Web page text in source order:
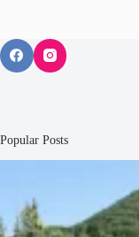
Popular Posts